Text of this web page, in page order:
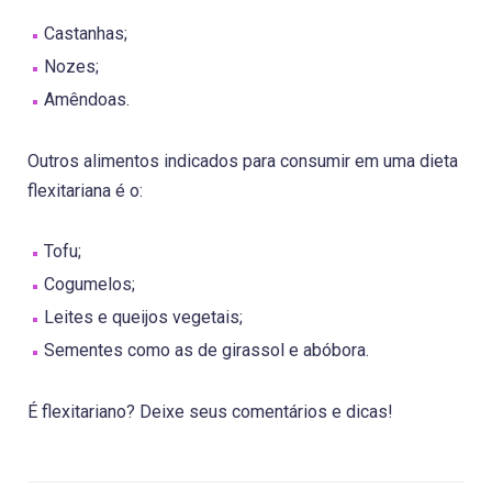
Castanhas;
Nozes;
Amêndoas.
Outros alimentos indicados para consumir em uma dieta
flexitariana é o:
Tofu;
Cogumelos;
Leites e queijos vegetais;
Sementes como as de girassol e abóbora.
É flexitariano? Deixe seus comentários e dicas!